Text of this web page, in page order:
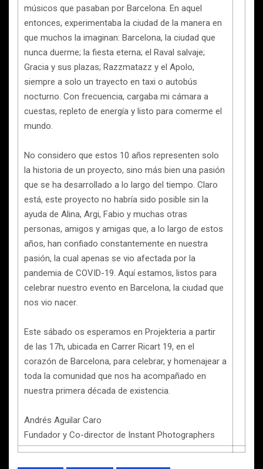
músicos que pasaban por Barcelona. En aquel
entonces, experimentaba la ciudad de la manera en
que muchos la imaginan: Barcelona, la ciudad que
nunca duerme; la fiesta eterna; el Raval salvaje;
Gracia y sus plazas; Razzmatazz y el Apolo,
siempre a solo un trayecto en taxi o autobús
nocturno. Con frecuencia, cargaba mi cámara a
cuestas, repleto de energía y listo para comerme el
mundo.
No considero que estos 10 años representen solo
la historia de un proyecto, sino más bien una pasión
que se ha desarrollado a lo largo del tiempo. Claro
está, este proyecto no habría sido posible sin la
ayuda de Alina, Argi, Fabio y muchas otras
personas, amigos y amigas que, a lo largo de estos
años, han confiado constantemente en nuestra
pasión, la cual apenas se vio afectada por la
pandemia de COVID-19. Aquí estamos, listos para
celebrar nuestro evento en Barcelona, la ciudad que
nos vio nacer.
Este sábado os esperamos en Projekteria a partir
de las 17h, ubicada en Carrer Ricart 19, en el
corazón de Barcelona, para celebrar, y homenajear a
toda la comunidad que nos ha acompañado en
nuestra primera década de existencia.
Andrés Aguilar Caro
Fundador y Co-director de Instant Photographers